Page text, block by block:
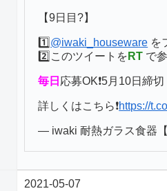
【9日目?】
1️⃣ @iwaki_houseware を
2️⃣このツイートを RT で
毎日 応募OK❗️5月10日締切
詳しくはこちら❗️https://
— iwaki 耐熱ガラス食器
2021-05-07